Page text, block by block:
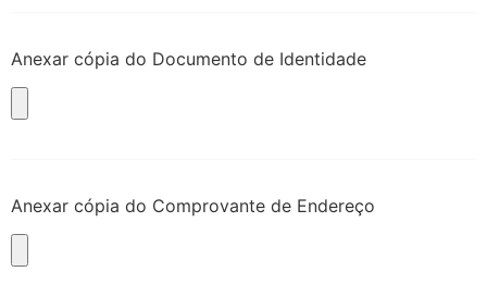
Anexar cópia do Documento de Identidade
Anexar cópia do Comprovante de Endereço